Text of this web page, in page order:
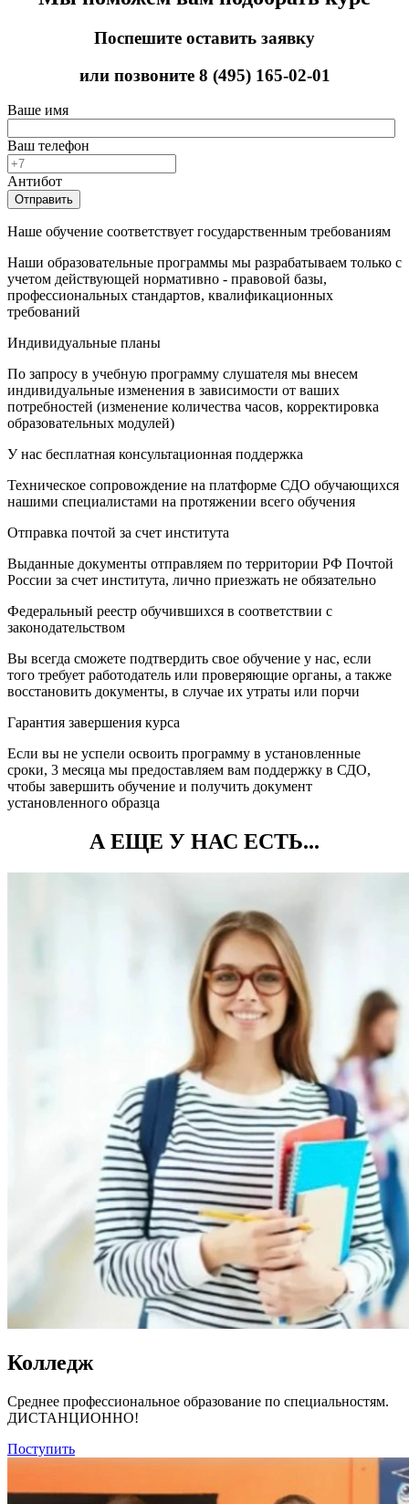
Поспешите оставить заявку
или позвоните 8 (495) 165-02-01
Ваше имя
Ваш телефон
Антибот
Отправить
Наше обучение соответствует государственным требованиям
Наши образовательные программы мы разрабатываем только с
учетом действующей нормативно - правовой базы,
профессиональных стандартов, квалификационных
требований
Индивидуальные планы
По запросу в учебную программу слушателя мы внесем
индивидуальные изменения в зависимости от ваших
потребностей (изменение количества часов, корректировка
образовательных модулей)
У нас бесплатная консультационная поддержка
Техническое сопровождение на платформе СДО обучающихся
нашими специалистами на протяжении всего обучения
Отправка почтой за счет института
Выданные документы отправляем по территории РФ Почтой
России за счет института, лично приезжать не обязательно
Федеральный реестр обучившихся в соответствии с
законодательством
Вы всегда сможете подтвердить свое обучение у нас, если
того требует работодатель или проверяющие органы, а также
восстановить документы, в случае их утраты или порчи
Гарантия завершения курса
Если вы не успели освоить программу в установленные
сроки, 3 месяца мы предоставляем вам поддержку в СДО,
чтобы завершить обучение и получить документ
установленного образца
А ЕЩЕ У НАС ЕСТЬ...
Колледж
Среднее профессиональное образование по специальностям.
ДИСТАНЦИОННО!
Поступить